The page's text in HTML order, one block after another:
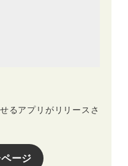
るアプリがリリースさ
ージ